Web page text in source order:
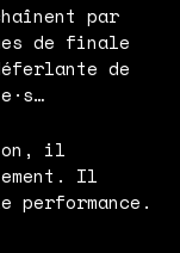
par
de finale
de
il
Il
performance.